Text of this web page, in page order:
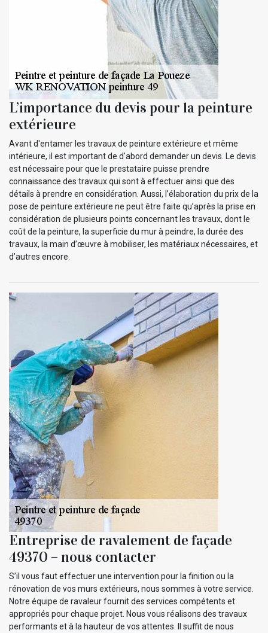
L’importance du devis pour la peinture
extérieure
Avant d'entamer les travaux de peinture extérieure et même
intérieure, il est important de d'abord demander un devis. Le devis
est nécessaire pour que le prestataire puisse prendre
connaissance des travaux qui sont à effectuer ainsi que des
détails à prendre en considération. Aussi, l’élaboration du prix de la
pose de peinture extérieure ne peut être faite qu’après la prise en
considération de plusieurs points concernant les travaux, dont le
coût de la peinture, la superficie du mur à peindre, la durée des
travaux, la main d’œuvre à mobiliser, les matériaux nécessaires, et
d’autres encore.
Entreprise de ravalement de façade
49370 – nous contacter
S’il vous faut effectuer une intervention pour la finition ou la
rénovation de vos murs extérieurs, nous sommes à votre service.
Notre équipe de ravaleur fournit des services compétents et
appropriés pour chaque projet. Nous vous réalisons des travaux
performants et à la hauteur de vos attentes. Il suffit de nous